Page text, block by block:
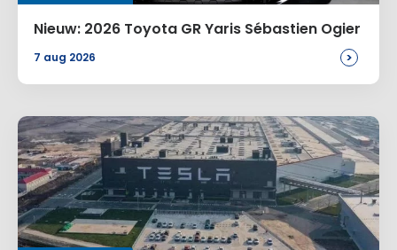
Nieuw: 2026 Toyota GR Yaris Sébastien Ogier
7 aug 2026 >